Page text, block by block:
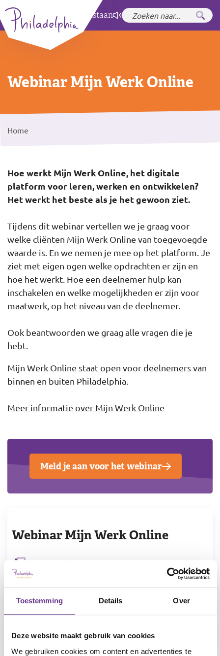
Toestemming Details Over
Deze website maakt gebruik van cookies
We gebruiken cookies om content en advertenties te
Zet hoog contrastaan
Webinar Mijn Werk Online
Home
Hoe werkt Mijn Werk Online, het digitale
platform voor leren, werken en ontwikkelen?
Het werkt het beste als je het gewoon ziet.
Tijdens dit webinar vertellen we je graag voor
welke cliënten Mijn Werk Online van toegevoegde
waarde is. En we nemen je mee op het platform. Je
ziet met eigen ogen welke opdrachten er zijn en
hoe het werkt. Hoe een deelnemer hulp kan
inschakelen en welke mogelijkheden er zijn voor
maatwerk, op het niveau van de deelnemer.
Ook beantwoorden we graag alle vragen die je
hebt.
Mijn Werk Online staat open voor deelnemers van
binnen en buiten Philadelphia.
Meer informatie over Mijn Werk Online
Meld je aan voor het webinar
Webinar Mijn Werk Online
Datum12 november 2025